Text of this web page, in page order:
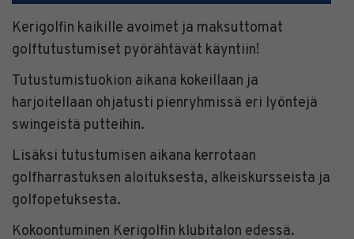
Kerigolfin kaikille avoimet ja maksuttomat
golftutustumiset pyörähtävät käyntiin!
Tutustumistuokion aikana kokeillaan ja
harjoitellaan ohjatusti pienryhmissä eri lyöntejä
swingeistä putteihin.
Lisäksi tutustumisen aikana kerrotaan
golfharrastuksen aloituksesta, alkeiskursseista ja
golfopetuksesta.
Kokoontuminen Kerigolfin klubitalon edessä.